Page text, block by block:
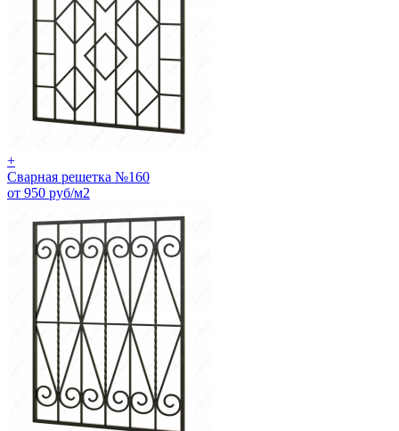
+
Сварная решетка №160
от 950 руб/м2